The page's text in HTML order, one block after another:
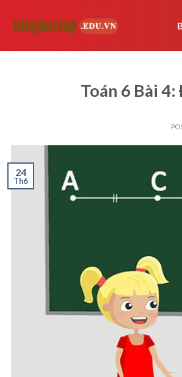
Toán 6 Bài
24
Th6